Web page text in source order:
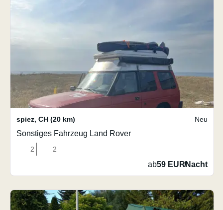
spiez, CH (20 km) Neu
Sonstiges Fahrzeug Land Rover
2 2
ab59 EUR/Nacht